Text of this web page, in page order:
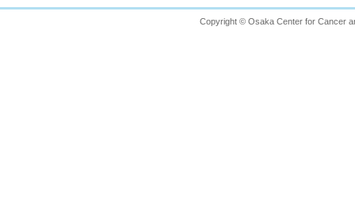
Copyright © Osaka Center for Cancer